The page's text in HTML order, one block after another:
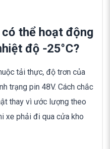
có thể hoạt động
độ -25°C?
tải thực, độ trơn của
trạng pin 48V. Cách chắc
thay vì ước lượng theo
xe phải đi qua cửa kho